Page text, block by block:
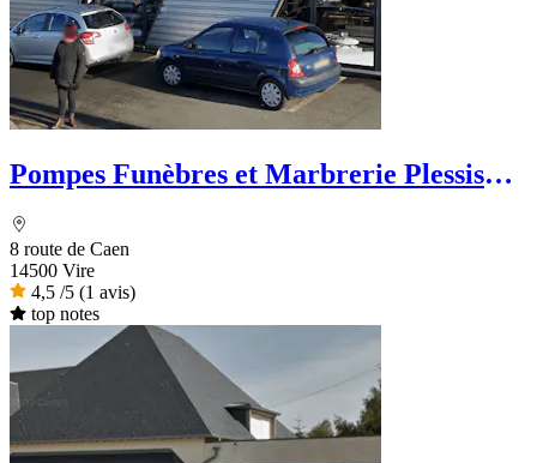
Pompes Funèbres et Marbrerie Plessis
8 route de Caen
14500 Vire
4,5 /5 (1 avis)
top notes